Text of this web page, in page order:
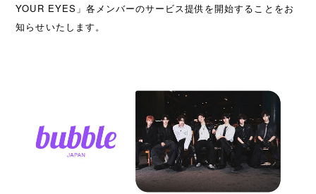
YOUR EYES」各メンバーのサービス提供を開始することをお
知らせいたします。